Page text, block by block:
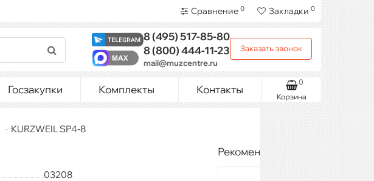
Сравнение 0 Закладки 0
8 (495)517-85-80
8 (800)444-11-23
mail@muzcentre.ru
Заказать звонок
Госзакупки Комплекты Контакты
Корзина
0
KURZWEIL SP4-8
03208
Рекомендуемые товары